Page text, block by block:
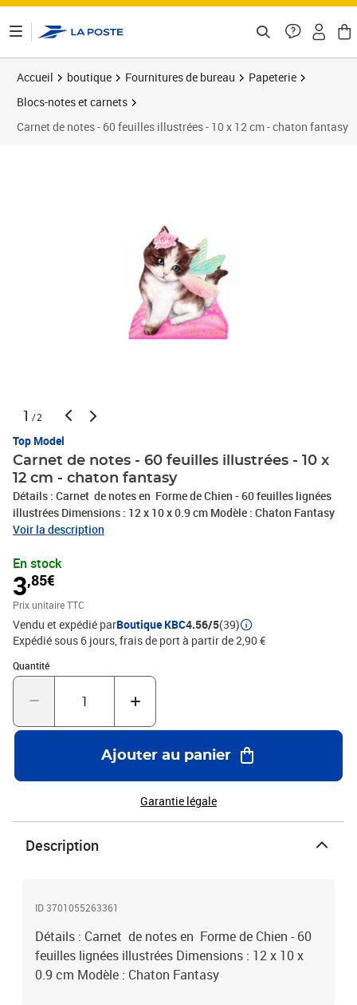
Accueil boutique Fournitures de bureau
Papeterie
Blocs-notes et carnets
Carnet de notes - 60 feuilles illustrées - 10 x 12 cm - chaton fantasy
1 /2
Top Model
Carnet de notes - 60 feuilles illustrées - 10 x
12 cm - chaton fantasy
Détails : Carnet de notes en Forme de Chien - 60 feuilles lignées
illustrées Dimensions : 12 x 10 x 0.9 cm Modèle : Chaton Fantasy
Voir la description
En stock
3,85€
Prix unitaire TTC
Vendu et expédié parBoutique KBC4.56/5(39)
Expédié sous 6 jours, frais de port à partir de 2,90 €
Quantité
Quantité : 1
Ajouter au panier
Garantie légale
Description
ID 3701055263361
Détails : Carnet de notes en Forme de Chien - 60
feuilles lignées illustrées Dimensions : 12 x 10 x
0.9 cm Modèle : Chaton Fantasy